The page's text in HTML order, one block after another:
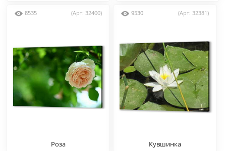
8535 (Арт: 32400)
Роза
9530 (Арт: 32381)
Кувшинка